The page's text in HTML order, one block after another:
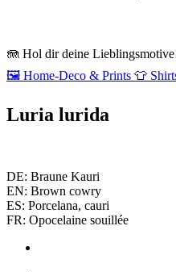
🪼 Hol dir deine
🖼️ Home‑Deco & Prints 👕
Luria lurida
DE: Braune Kauri
EN: Brown cowry
ES: Porcelana, cauri
FR: Opocelaine souillée